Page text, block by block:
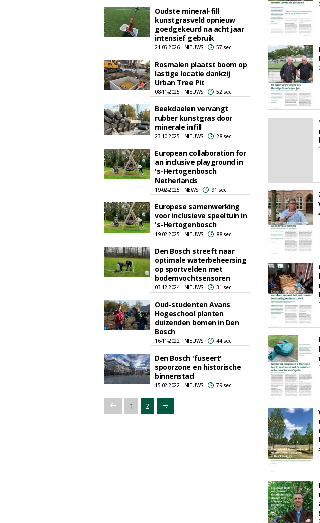
Oudste mineral-fill
kunstgrasveld opnieuw
goedgekeurd na acht jaar
intensief gebruik
21-05-2026 | NIEUWS 57 sec
Rosmalen plaatst boom op
lastige locatie dankzij
Urban Tree Pit
08-11-2025 | NIEUWS 52 sec
Beekdaelen vervangt
rubber kunstgras door
minerale infill
23-10-2025 | NIEUWS 28 sec
European collaboration for
an inclusive playground in
's-Hertogenbosch
Netherlands
19-02-2025 | NEWS 91 sec
Europese samenwerking
voor inclusieve speeltuin in
's-Hertogenbosch
19-02-2025 | NIEUWS 88 sec
Den Bosch streeft naar
optimale waterbeheersing
op sportvelden met
bodemvochtsensoren
03-12-2024 | NIEUWS 31 sec
Oud-studenten Avans
Hogeschool planten
duizenden bomen in Den
Bosch
16-11-2022 | NIEUWS 44 sec
Den Bosch 'fuseert'
spoorzone en historische
binnenstad
15-02-2022 | NIEUWS 79 sec
1 2